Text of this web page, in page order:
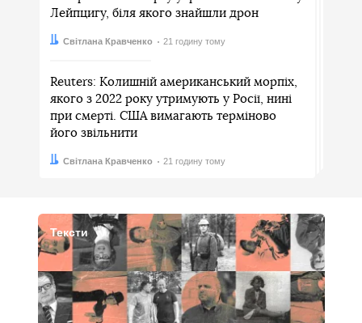
Лейпцигу, біля якого знайшли дрон
Автор:
Світлана Кравченко
Дата: 21 годину тому
Reuters: Колишній американський морпіх,
якого з 2022 року утримують у Росії, нині
при смерті. США вимагають терміново
його звільнити
Автор:
Світлана Кравченко
Дата: 21 годину тому
Тексти